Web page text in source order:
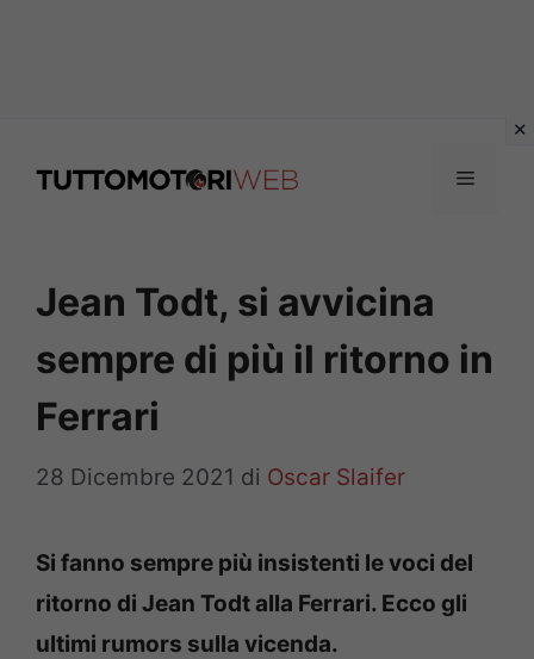
Menu
Jean Todt, si avvicina
sempre di più il ritorno in
Ferrari
28 Dicembre 2021 di Oscar Slaifer
Si fanno sempre più insistenti le voci del
ritorno di Jean Todt alla Ferrari. Ecco gli
ultimi rumors sulla vicenda.